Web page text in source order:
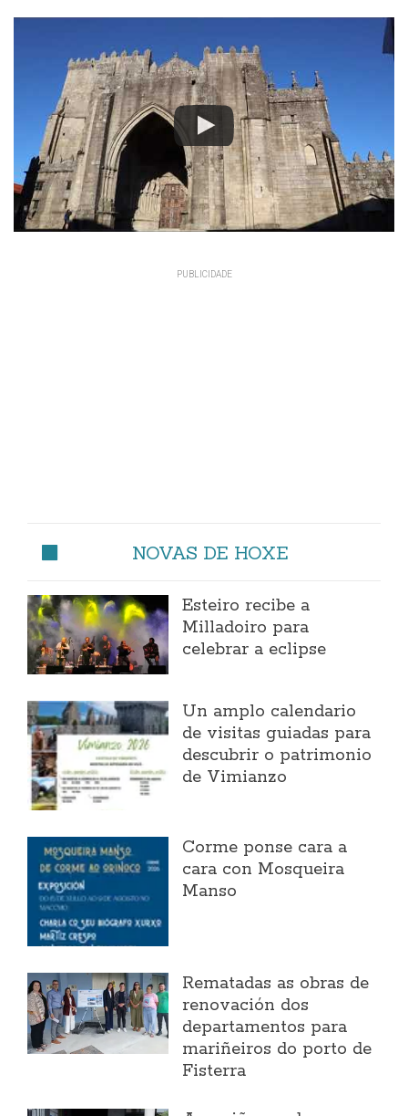
NOVAS DE HOXE
Esteiro recibe a
Milladoiro para
celebrar a eclipse
Un amplo calendario
de visitas guiadas para
descubrir o patrimonio
de Vimianzo
Corme ponse cara a
cara con Mosqueira
Manso
Rematadas as obras de
renovación dos
departamentos para
mariñeiros do porto de
Fisterra